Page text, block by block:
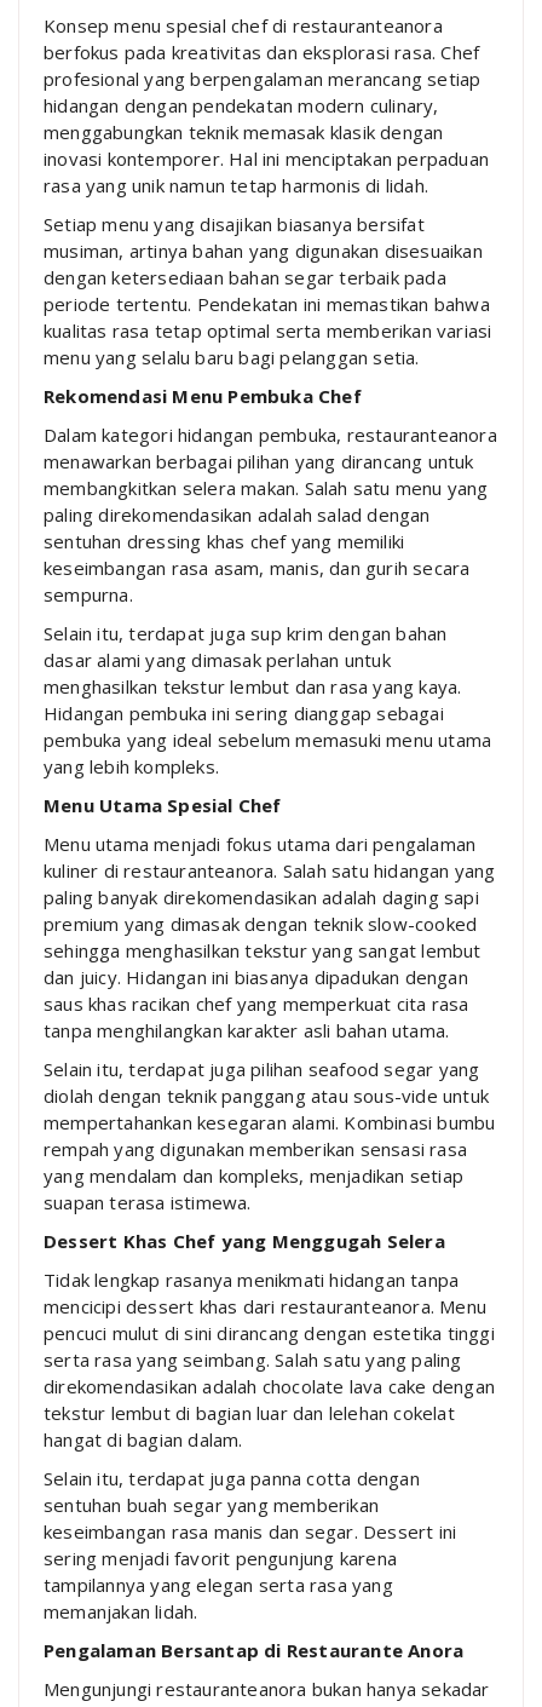
Konsep menu spesial chef di restauranteanora
berfokus pada kreativitas dan eksplorasi rasa. Chef
profesional yang berpengalaman merancang setiap
hidangan dengan pendekatan modern culinary,
menggabungkan teknik memasak klasik dengan
inovasi kontemporer. Hal ini menciptakan perpaduan
rasa yang unik namun tetap harmonis di lidah.
Setiap menu yang disajikan biasanya bersifat
musiman, artinya bahan yang digunakan disesuaikan
dengan ketersediaan bahan segar terbaik pada
periode tertentu. Pendekatan ini memastikan bahwa
kualitas rasa tetap optimal serta memberikan variasi
menu yang selalu baru bagi pelanggan setia.
Rekomendasi Menu Pembuka Chef
Dalam kategori hidangan pembuka, restauranteanora
menawarkan berbagai pilihan yang dirancang untuk
membangkitkan selera makan. Salah satu menu yang
paling direkomendasikan adalah salad dengan
sentuhan dressing khas chef yang memiliki
keseimbangan rasa asam, manis, dan gurih secara
sempurna.
Selain itu, terdapat juga sup krim dengan bahan
dasar alami yang dimasak perlahan untuk
menghasilkan tekstur lembut dan rasa yang kaya.
Hidangan pembuka ini sering dianggap sebagai
pembuka yang ideal sebelum memasuki menu utama
yang lebih kompleks.
Menu Utama Spesial Chef
Menu utama menjadi fokus utama dari pengalaman
kuliner di restauranteanora. Salah satu hidangan yang
paling banyak direkomendasikan adalah daging sapi
premium yang dimasak dengan teknik slow-cooked
sehingga menghasilkan tekstur yang sangat lembut
dan juicy. Hidangan ini biasanya dipadukan dengan
saus khas racikan chef yang memperkuat cita rasa
tanpa menghilangkan karakter asli bahan utama.
Selain itu, terdapat juga pilihan seafood segar yang
diolah dengan teknik panggang atau sous-vide untuk
mempertahankan kesegaran alami. Kombinasi bumbu
rempah yang digunakan memberikan sensasi rasa
yang mendalam dan kompleks, menjadikan setiap
suapan terasa istimewa.
Dessert Khas Chef yang Menggugah Selera
Tidak lengkap rasanya menikmati hidangan tanpa
mencicipi dessert khas dari restauranteanora. Menu
pencuci mulut di sini dirancang dengan estetika tinggi
serta rasa yang seimbang. Salah satu yang paling
direkomendasikan adalah chocolate lava cake dengan
tekstur lembut di bagian luar dan lelehan cokelat
hangat di bagian dalam.
Selain itu, terdapat juga panna cotta dengan
sentuhan buah segar yang memberikan
keseimbangan rasa manis dan segar. Dessert ini
sering menjadi favorit pengunjung karena
tampilannya yang elegan serta rasa yang
memanjakan lidah.
Pengalaman Bersantap di Restaurante Anora
Mengunjungi restauranteanora bukan hanya sekadar